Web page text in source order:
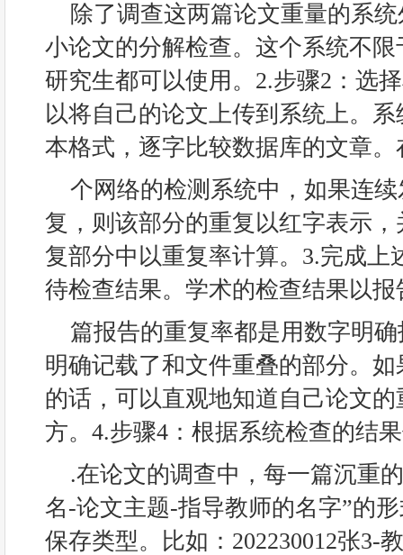
除了调查这两篇论文重量的系
小论文的分解检查。这个系统不
研究生都可以使用。2.步骤2：选
以将自己的论文上传到系统上。
本格式，逐字比较数据库的文章。
个网络的检测系统中，如果连
复，则该部分的重复以红字表示
复部分中以重复率计算。3.完成上
待检查结果。学术的检查结果以
篇报告的重复率都是用数字明
明确记载了和文件重叠的部分。
的话，可以直观地知道自己论文
方。4.步骤4：根据系统检查的结
.在论文的调查中，每一篇沉重
名-论文主题-指导教师的名字”的
保存类型。比如：202230012张3-